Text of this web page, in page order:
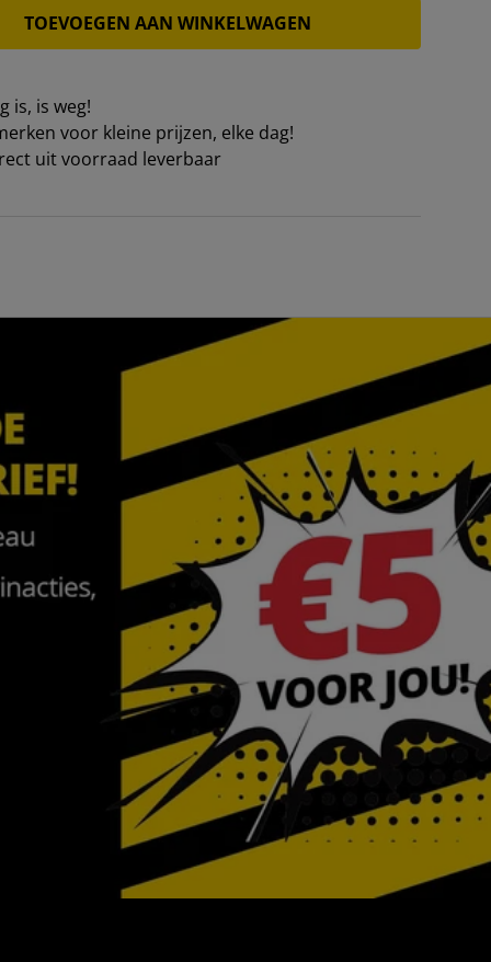
TOEVOEGEN AAN WINKELWAGEN
is, is weg!
voor kleine prijzen, elke dag!
uit voorraad leverbaar